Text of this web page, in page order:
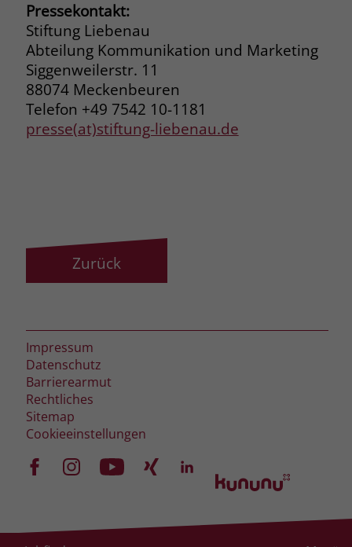
Pressekontakt:
Stiftung Liebenau
Abteilung Kommunikation und Marketing
Siggenweilerstr. 11
88074 Meckenbeuren
Telefon +49 7542 10-1181
presse(at)stiftung-liebenau.de
Zurück
Impressum
Datenschutz
Barrierearmut
Rechtliches
Sitemap
Cookieeinstellungen